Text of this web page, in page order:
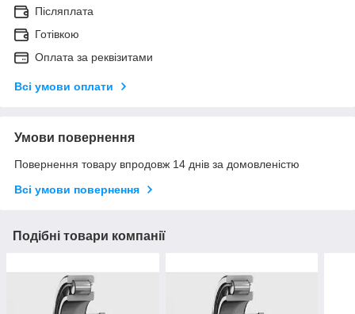
Післяплата
Готівкою
Оплата за реквізитами
Всі умови оплати
Умови повернення
Повернення товару впродовж 14 днів за домовленістю
Всі умови повернення
Подібні товари компанії